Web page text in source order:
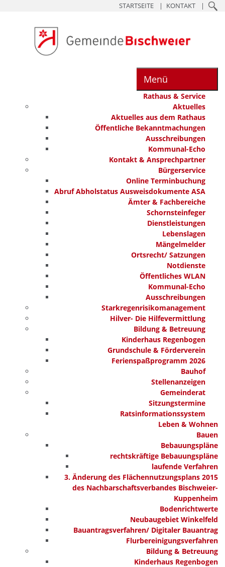
STARTSEITE KONTAKT
Menü
Rathaus & Service
Aktuelles
Aktuelles aus dem Rathaus
Öffentliche Bekanntmachungen
Ausschreibungen
Kommunal-Echo
Kontakt & Ansprechpartner
Bürgerservice
Online Terminbuchung
Abruf Abholstatus Ausweisdokumente ASA
Ämter & Fachbereiche
Schornsteinfeger
Dienstleistungen
Lebenslagen
Mängelmelder
Ortsrecht/ Satzungen
Notdienste
Öffentliches WLAN
Kommunal-Echo
Ausschreibungen
Starkregenrisikomanagement
Hilver- Die Hilfevermittlung
Bildung & Betreuung
Kinderhaus Regenbogen
Grundschule & Förderverein
Ferienspaßprogramm 2026
Bauhof
Stellenanzeigen
Gemeinderat
Sitzungstermine
Ratsinformationssystem
Leben & Wohnen
Bauen
Bebauungspläne
rechtskräftige Bebauungspläne
laufende Verfahren
3. Änderung des Flächennutzungsplans 2015
des Nachbarschaftsverbandes Bischweier-
Kuppenheim
Bodenrichtwerte
Neubaugebiet Winkelfeld
Bauantragsverfahren/ Digitaler Bauantrag
Flurbereinigungsverfahren
Bildung & Betreuung
Kinderhaus Regenbogen